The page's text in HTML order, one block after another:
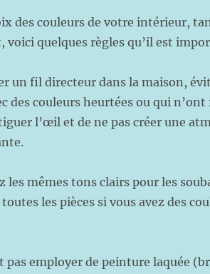
des couleurs de votre intérieur,
voici quelques règles qu’il est
un fil directeur dans la maison,
des couleurs heurtées ou qui
l’œil et de ne pas créer une
les mêmes tons clairs pour les
les pièces si vous avez des
pas employer de peinture laquée